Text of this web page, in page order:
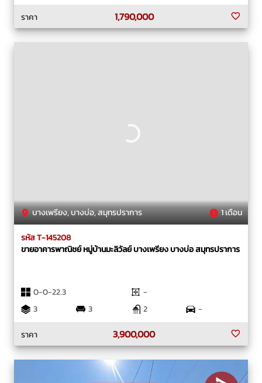
ราคา 1,790,000
บางเพรียง, บางบ่อ, สมุทรปราการ 1 เดือน
รหัส T-145208
ขายอาคารพาณิชย์ หมู่บ้านมะลิวัลย์ บางเพรียง บางบ่อ สมุทรปราการ
0-0-22.3
-
3
3 2
-
ราคา
3,900,000